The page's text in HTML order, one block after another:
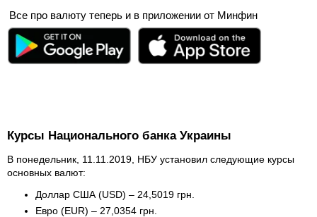
Все про валюту теперь и в приложении от Минфин
Курсы Национального банка Украины
В понедельник, 11.11.2019, НБУ установил следующие курсы
основных валют:
Доллар США (USD) – 24,5019 грн.
Евро (EUR) – 27,0354 грн.